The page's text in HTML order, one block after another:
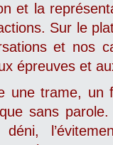
et la
Sur le
et nos
épreuves et
une trame, un
sans